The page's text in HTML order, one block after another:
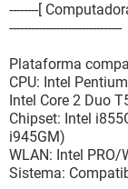
--------[ Computadora
-------------------------------
Plataforma
CPU: Intel
Intel Core 2 Duo
Chipset: Intel
i945GM)
WLAN: Intel PRO/
Sistema: